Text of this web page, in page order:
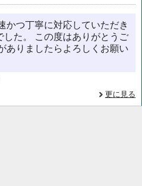
かつ丁寧に対応していただき
た。 この度はありがとうご
ありましたらよろしくお願い
更に見る